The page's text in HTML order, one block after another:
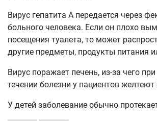
Вирус гепатита А передается через
больного человека. Если он плохо
посещения туалета, то может
другие предметы, продукты питания
Вирус поражает печень, из-за чего
течении болезни у пациентов желтеют
У детей заболевание обычно